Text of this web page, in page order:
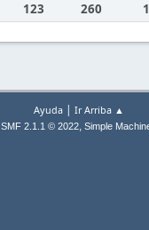
123 260
Ayuda | Ir Arriba ▲
SMF 2.1.1 © 2022, Simple